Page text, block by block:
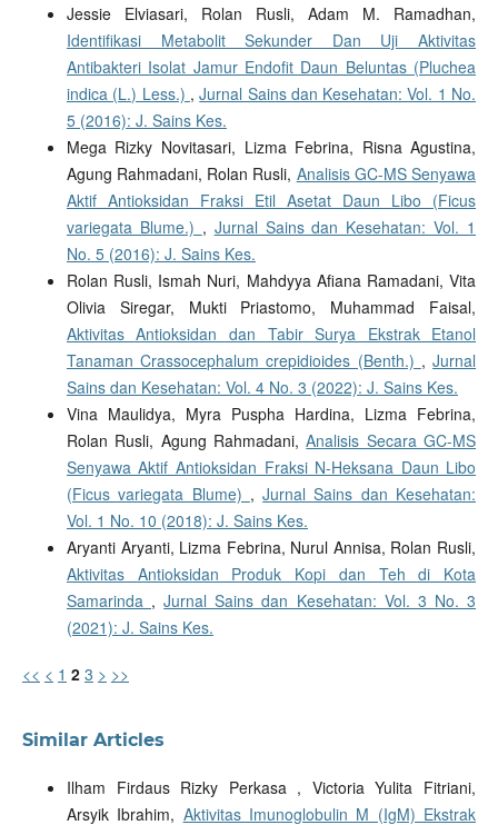
Jessie Elviasari, Rolan Rusli, Adam M. Ramadhan,
Identifikasi Metabolit Sekunder Dan Uji Aktivitas
Antibakteri Isolat Jamur Endofit Daun Beluntas (Pluchea
indica (L.) Less.) ,Jurnal Sains dan Kesehatan: Vol. 1 No.
5 (2016): J. Sains Kes.
Mega Rizky Novitasari, Lizma Febrina, Risna Agustina,
Agung Rahmadani, Rolan Rusli, Analisis GC-MS Senyawa
Aktif Antioksidan Fraksi Etil Asetat Daun Libo (Ficus
variegata Blume.) , Jurnal Sains dan Kesehatan: Vol. 1
No. 5 (2016): J. Sains Kes.
Rolan Rusli, Ismah Nuri, Mahdyya Afiana Ramadani, Vita
Olivia Siregar, Mukti Priastomo, Muhammad Faisal,
Aktivitas Antioksidan dan Tabir Surya Ekstrak Etanol
Tanaman Crassocephalum crepidioides (Benth.) ,Jurnal
Sains dan Kesehatan: Vol. 4 No. 3 (2022): J. Sains Kes.
Vina Maulidya, Myra Puspha Hardina, Lizma Febrina,
Rolan Rusli, Agung Rahmadani,Analisis Secara GC-MS
Senyawa Aktif Antioksidan Fraksi N-Heksana Daun Libo
(Ficus variegata Blume) ,Jurnal Sains dan Kesehatan:
Vol. 1 No. 10 (2018): J. Sains Kes.
Aryanti Aryanti, Lizma Febrina, Nurul Annisa, Rolan Rusli,
Aktivitas Antioksidan Produk Kopi dan Teh di Kota
Samarinda ,Jurnal Sains dan Kesehatan: Vol. 3 No. 3
(2021): J. Sains Kes.
<< < 1 2 3 > >>
Similar Articles
Ilham Firdaus Rizky Perkasa , Victoria Yulita Fitriani,
Arsyik Ibrahim, Aktivitas Imunoglobulin M (IgM) Ekstrak